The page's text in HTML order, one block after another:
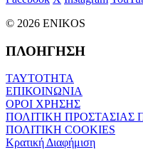
© 2026 ENIKOS
ΠΛΟΗΓΗΣΗ
ΤΑΥΤΟΤΗΤΑ
ΕΠΙΚΟΙΝΩΝΙΑ
ΟΡΟΙ ΧΡΗΣΗΣ
ΠΟΛΙΤΙΚΗ
ΠΟΛΙΤΙΚΗ COOKIES
Κρατική Διαφήμιση